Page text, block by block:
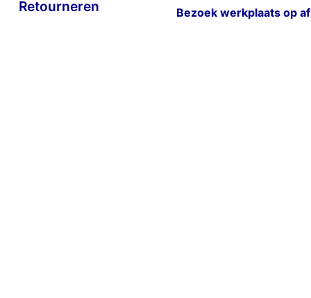
Retourneren
Bezoek werkplaats op